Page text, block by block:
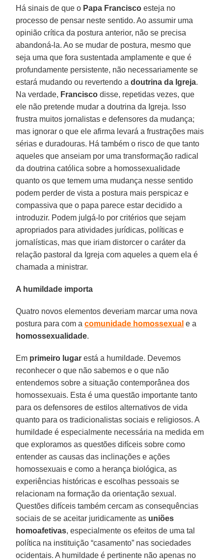
Há sinais de que o Papa Francisco esteja no
processo de pensar neste sentido. Ao assumir uma
opinião crítica da postura anterior, não se precisa
abandoná-la. Ao se mudar de postura, mesmo que
seja uma que fora sustentada amplamente e que é
profundamente persistente, não necessariamente se
estará mudando ou revertendo adoutrina da Igreja.
Na verdade, Francisco disse, repetidas vezes, que
ele não pretende mudar a doutrina da Igreja. Isso
frustra muitos jornalistas e defensores da mudança;
mas ignorar o que ele afirma levará a frustrações mais
sérias e duradouras. Há também o risco de que tanto
aqueles que anseiam por uma transformação radical
da doutrina católica sobre a homossexualidade
quanto os que temem uma mudança nesse sentido
podem perder de vista a postura mais perspicaz e
compassiva que o papa parece estar decidido a
introduzir. Podem julgá-lo por critérios que sejam
apropriados para atividades jurídicas, políticas e
jornalísticas, mas que iriam distorcer o caráter da
relação pastoral da Igreja com aqueles a quem ela é
chamada a ministrar.
A humildade importa
Quatro novos elementos deveriam marcar uma nova
postura para com acomunidade homossexual e a
homossexualidade.
Em primeiro lugar está a humildade. Devemos
reconhecer o que não sabemos e o que não
entendemos sobre a situação contemporânea dos
homossexuais. Esta é uma questão importante tanto
para os defensores de estilos alternativos de vida
quanto para os tradicionalistas sociais e religiosos. A
humildade é especialmente necessária na medida em
que exploramos as questões difíceis sobre como
entender as causas das inclinações e ações
homossexuais e como a herança biológica, as
experiências históricas e escolhas pessoais se
relacionam na formação da orientação sexual.
Questões difíceis também cercam as consequências
sociais de se aceitar juridicamente as uniões
homoafetivas, especialmente os efeitos de uma tal
política na instituição “casamento” nas sociedades
ocidentais. A humildade é pertinente não apenas no